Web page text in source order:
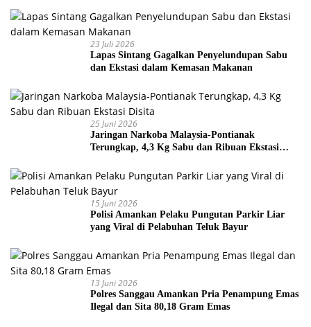
23 Juli 2026
Lapas Sintang Gagalkan Penyelundupan Sabu
dan Ekstasi dalam Kemasan Makanan
25 Juni 2026
Jaringan Narkoba Malaysia-Pontianak
Terungkap, 4,3 Kg Sabu dan Ribuan Ekstasi
15 Juni 2026
Polisi Amankan Pelaku Pungutan Parkir Liar
yang Viral di Pelabuhan Teluk Bayur
13 Juni 2026
Polres Sanggau Amankan Pria Penampung Emas
Ilegal dan Sita 80,18 Gram Emas